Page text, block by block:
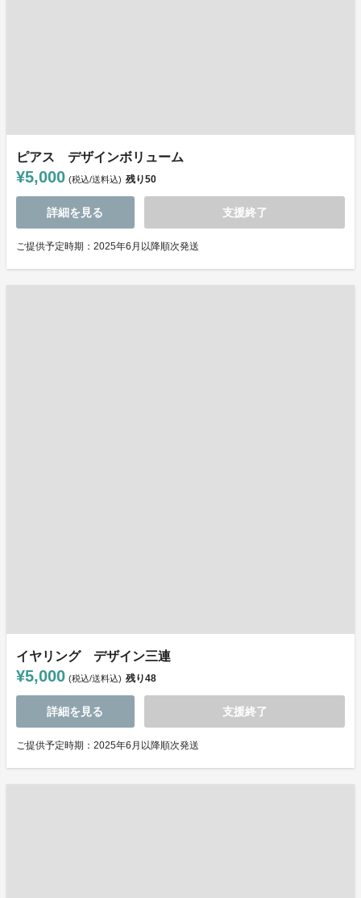
ピアス デザインボリューム
¥5,000 (税込/送料込) 残り50
詳細を見る 支援終了
ご提供予定時期：2025年6月以降順次発送
イヤリング デザイン三連
¥5,000 (税込/送料込) 残り48
詳細を見る 支援終了
ご提供予定時期：2025年6月以降順次発送